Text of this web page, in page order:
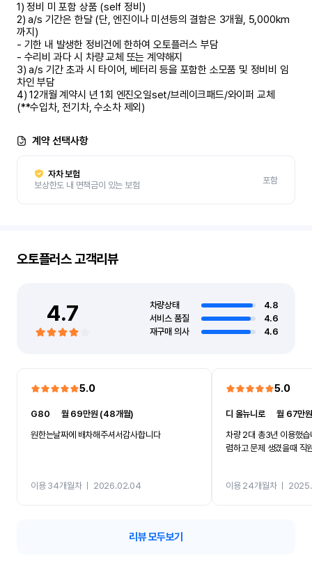
1) 정비 미 포함 상품 (self 정비)
2) a/s 기간은 한달 (단, 엔진이나 미션등의 결함은 3개월, 5,000km
까지)
- 기한 내 발생한 정비건에 한하여 오토플러스 부담
- 수리비 과다 시 차량 교체 또는 계약해지
3) a/s 기간 초과 시 타이어, 베터리 등을 포함한 소모품 및 정비비 임
차인 부담
4) 12개월 계약시 년 1회 엔진오일set/브레이크패드/와이퍼 교체
(**수입차, 전기차, 수소차 제외)
계약 선택사항
자차 보험
보상한도 내 면책금이 있는 보험
포함
오토플러스고객리뷰
4.7 차량상태
4.8
서비스 품질
4.6
재구매 의사
4.6
5.0
G80
월 69만원 (48개월)
원한는날짜에 배차해주셔서감사합니다
이용 34개월차ㅣ 2026.02.04
5.0
디 올뉴니로ㅣ월 67만
차량 2대 총3년 이용했
렴하고 문제 생겼을때 직
이용 24개월차ㅣ
리뷰 모두보기